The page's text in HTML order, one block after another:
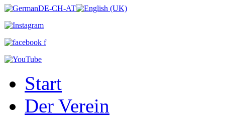
Start
Der Verein